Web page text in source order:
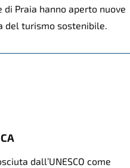
Praia hanno aperto nuove
del turismo sostenibile.
dall’UNESCO come